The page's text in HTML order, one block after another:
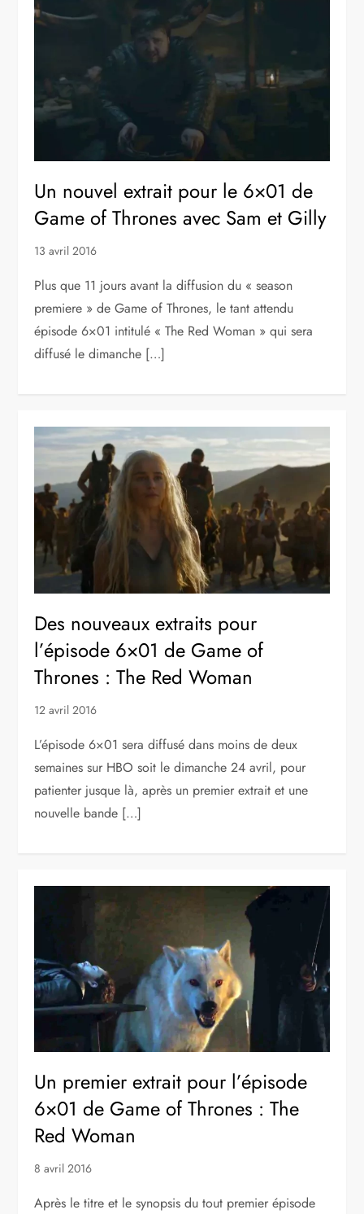
Un nouvel extrait pour le 6×01 de
Game of Thrones avec Sam et Gilly
13 avril 2016
Plus que 11 jours avant la diffusion du « season
premiere » de Game of Thrones, le tant attendu
épisode 6×01 intitulé « The Red Woman » qui sera
diffusé le dimanche […]
Des nouveaux extraits pour
l’épisode 6×01 de Game of
Thrones : The Red Woman
12 avril 2016
L’épisode 6×01 sera diffusé dans moins de deux
semaines sur HBO soit le dimanche 24 avril, pour
patienter jusque là, après un premier extrait et une
nouvelle bande […]
Un premier extrait pour l’épisode
6×01 de Game of Thrones : The
Red Woman
8 avril 2016
Après le titre et le synopsis du tout premier épisode